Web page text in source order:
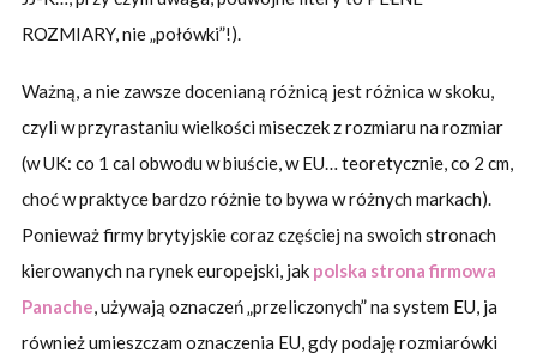
ROZMIARY, nie „połówki”!).
Ważną, a nie zawsze docenianą różnicą jest różnica w skoku,
czyli w przyrastaniu wielkości miseczek z rozmiaru na rozmiar
(w UK: co 1 cal obwodu w biuście, w EU… teoretycznie, co 2 cm,
choć w praktyce bardzo różnie to bywa w różnych markach).
Ponieważ firmy brytyjskie coraz częściej na swoich stronach
kierowanych na rynek europejski, jak polska strona firmowa
Panache , używają oznaczeń „przeliczonych” na system EU, ja
również umieszczam oznaczenia EU, gdy podaję rozmiarówki